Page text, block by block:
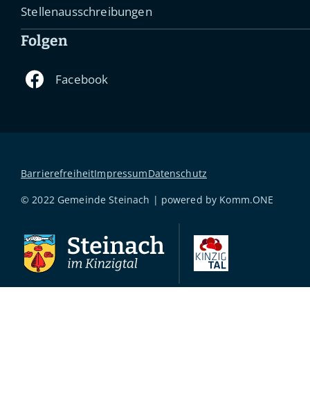
Stellenausschreibungen
Folgen
BarrierefreiheitImpressumDatenschutz
© 2022 Gemeinde Steinach | powered by Komm.ONE